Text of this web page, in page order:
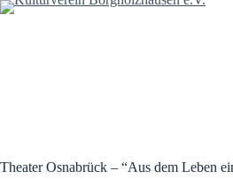
Zum
Theater Osnabrück – “Aus dem Leben